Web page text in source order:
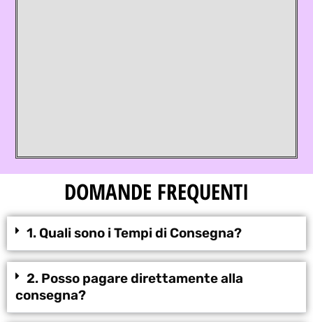
DOMANDE FREQUENTI
1. Quali sono i Tempi di Consegna?
2. Posso pagare direttamente alla
consegna?